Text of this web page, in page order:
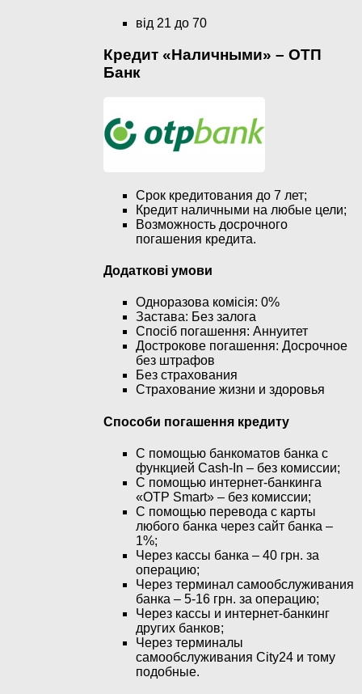
від 21 до 70
Кредит «Наличными» – ОТП
Банк
Срок кредитования до 7 лет;
Кредит наличными на любые цели;
Возможность досрочного
погашения кредита.
Додаткові умови
Одноразова комісія: 0%
Застава: Без залога
Спосіб погашення: Aннуитет
Дострокове погашення: Досрочное
без штрафов
Без страхования
Страхование жизни и здоровья
Способи погашення кредиту
С помощью банкоматов банка с
функцией Cash-In – без комиссии;
С помощью интернет-банкинга
«OTP Smart» – без комиссии;
С помощью перевода с карты
любого банка через сайт банка –
1%;
Через кассы банка – 40 грн. за
операцию;
Через терминал самообслуживания
банка – 5-16 грн. за операцию;
Через кассы и интернет-банкинг
других банков;
Через терминалы
самообслуживания City24 и тому
подобные.